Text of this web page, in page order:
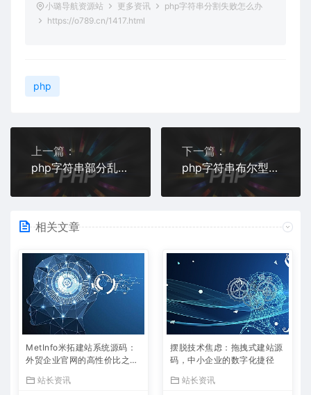
小璐导航资源站 更多资讯
php字符串分割失败怎么办
https://o789.cn/1417.html
php
上一篇：
php字符串部分乱码怎么办
下一篇：
php字符串布尔型是什么
相关文章
MetInfo米拓建站系统源码：
外贸企业官网的高性价比之
站长资讯
摆脱技术焦虑：拖拽式建站源
码，中小企业的数字化捷径
站长资讯